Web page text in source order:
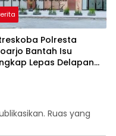
Polresta
Bantah Isu
Lepas Delapan
Ruas yang